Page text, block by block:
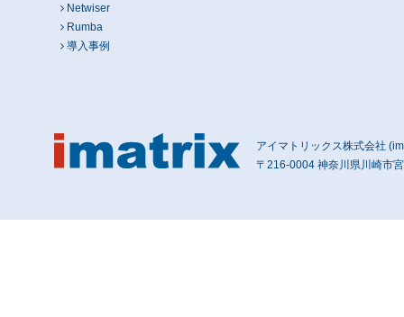
Netwiser
Rumba
導入事例
アイマトリックス株式会社
〒216-0004 神奈川県川崎市